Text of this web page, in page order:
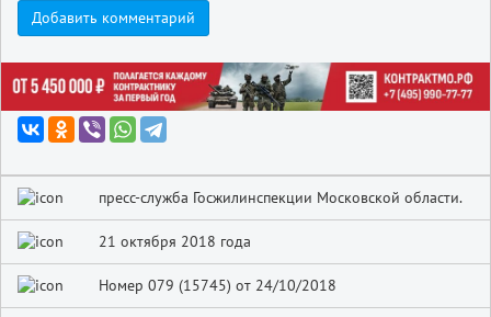
Добавить комментарий
пресс-служба Госжилинспекции Московской области.
21 октября 2018 года
Номер 079 (15745) от 24/10/2018